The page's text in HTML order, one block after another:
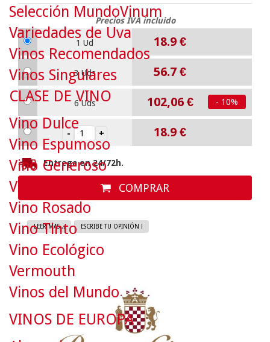
Precios IVA incluido
1 Ud 18.9 €
3 Uds 56.7 €
6 Uds 102,06 € - 10%
18.9 €
Entrega en 24/72h.
COMPRAR
LEER MAS... ESCRIBE TU OPINIÓN !
Selección MundoVinum
Variedades de Uva
Vinos Recomendados
Vinos Singulares
CLASE DE VINO
Vino Dulce
Vino Espumoso
Vino Generoso
Vino Blanco
Vino Rosado
Vino Tinto
Vino Ecológico
Vermouth
Vinos del Mundo
VINOS DE EUROPA